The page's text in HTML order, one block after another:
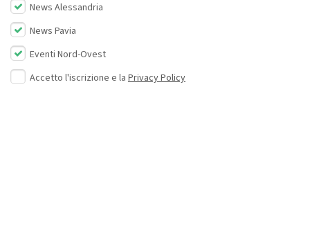
News Alessandria
News Pavia
Eventi Nord-Ovest
Accetto l'iscrizione e la Privacy Policy